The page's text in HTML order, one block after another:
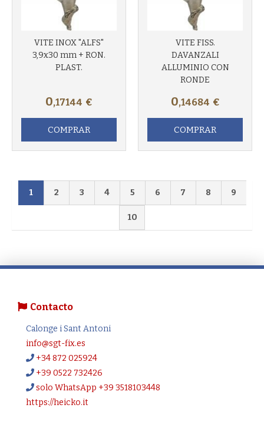
VITE INOX "ALFS"
3,9x30 mm + RON.
PLAST.
0,17144 €
COMPRAR
VITE FISS.
DAVANZALI
ALLUMINIO CON
RONDE
0,14684 €
COMPRAR
1 2 3 4 5 6 7 8 9
10
Contacto
Calonge i Sant Antoni
info@sgt-fix.es
+34 872 025924
+39 0522 732426
solo WhatsApp +39 3518103448
https://heicko.it